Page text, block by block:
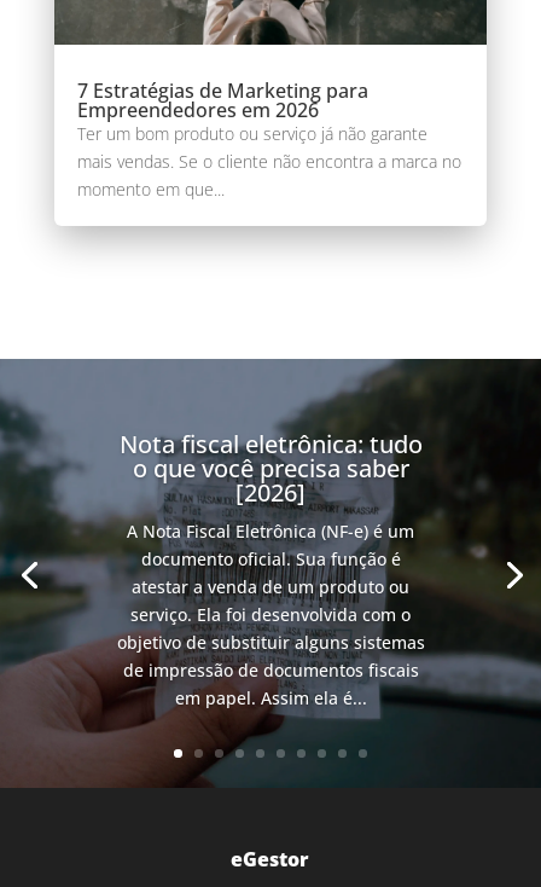
7 Estratégias de Marketing para
Empreendedores em 2026
Ter um bom produto ou serviço já não garante
mais vendas. Se o cliente não encontra a marca no
momento em que...
Nota fiscal eletrônica: tudo
o que você precisa saber
[2026]
A Nota Fiscal Eletrônica (NF-e) é um
documento oficial. Sua função é
atestar a venda de um produto ou
serviço. Ela foi desenvolvida com o
objetivo de substituir alguns sistemas
de impressão de documentos fiscais
em papel. Assim ela é...
eGestor